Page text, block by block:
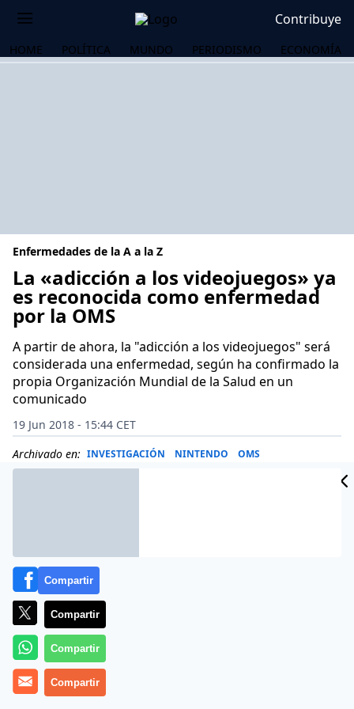
Contribuye
HOME POLÍTICA MUNDO PERIODISMO ECONOMÍA
Enfermedades de la A a la Z
La «adicción a los videojuegos» ya
es reconocida como enfermedad
por la OMS
A partir de ahora, la "adicción a los videojuegos" será
considerada una enfermedad, según ha confirmado la
propia Organización Mundial de la Salud en un
comunicado
19 Jun 2018 - 15:44 CET
Archivado en: INVESTIGACIÓN NINTENDO OMS
Compartir
Compartir
Compartir
Compartir